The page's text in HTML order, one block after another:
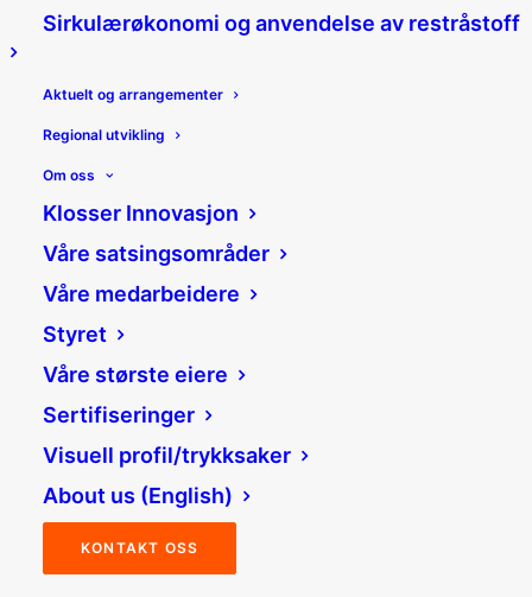
Sirkulærøkonomi og anvendelse av restråstoff
Aktuelt og arrangementer
Regional utvikling
Om oss
Klosser Innovasjon
Våre satsingsområder
Våre medarbeidere
Styret
Våre største eiere
Sertifiseringer
Visuell profil/trykksaker
About us (English)
KONTAKT OSS
SMB og industri